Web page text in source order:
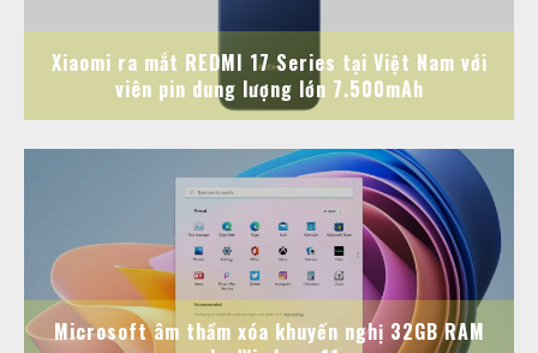
Xiaomi ra mắt REDMI 17 Series tại Việt Nam với
viên pin dung lượng lớn 7.500mAh
Microsoft âm thầm xóa khuyến nghị 32GB RAM